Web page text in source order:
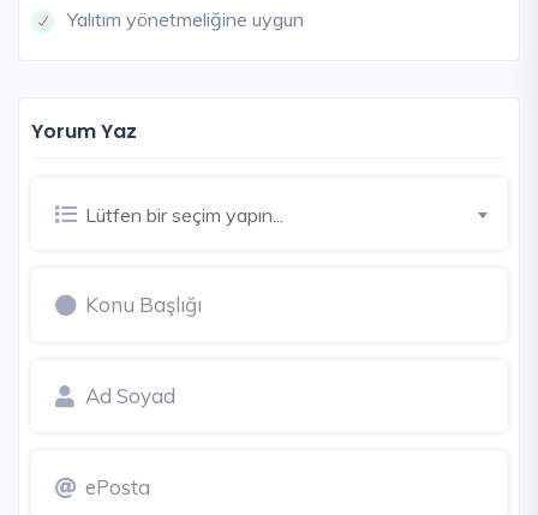
Yalıtım yönetmeliğine uygun
Yorum Yaz
Lütfen bir seçim yapın...